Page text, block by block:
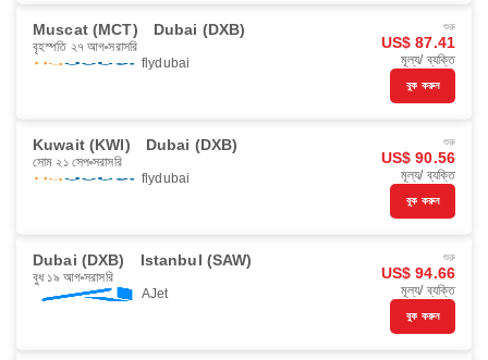
Muscat (MCT) Dubai (DXB)
বৃহস্পতি ২৭ আগ সরাসরি
flydubai
শুরু
US$ 87.41
মূল্য/ ব্যক্তি
বুক করুন
Kuwait (KWI) Dubai (DXB)
সোম ২১ সেপ সরাসরি
flydubai
শুরু
US$ 90.56
মূল্য/ ব্যক্তি
বুক করুন
Dubai (DXB) Istanbul (SAW)
বুধ ১৯ আগ সরাসরি
AJet
শুরু
US$ 94.66
মূল্য/ ব্যক্তি
বুক করুন